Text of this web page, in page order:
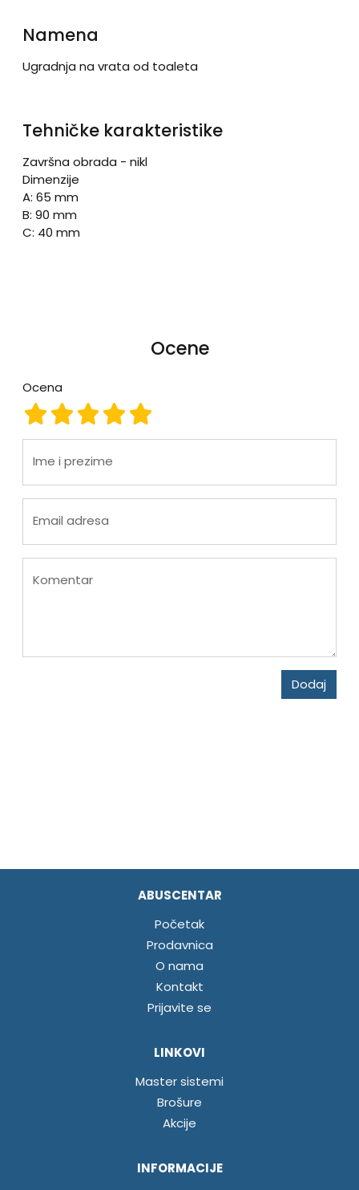
Namena
Ugradnja na vrata od toaleta
Tehničke karakteristike
Završna obrada - nikl
Dimenzije
A: 65 mm
B: 90 mm
C: 40 mm
Ocene
Ocena
Ocena 5
Ocena 4
Ocena 3
Ocena 2
Ocena 1
Ime i prezime
Email adresa
Komentar
Dodaj
ABUSCENTAR
Početak
Prodavnica
O nama
Kontakt
Prijavite se
LINKOVI
Master sistemi
Brošure
Akcije
INFORMACIJE